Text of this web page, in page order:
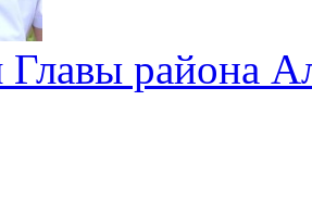
Главы района